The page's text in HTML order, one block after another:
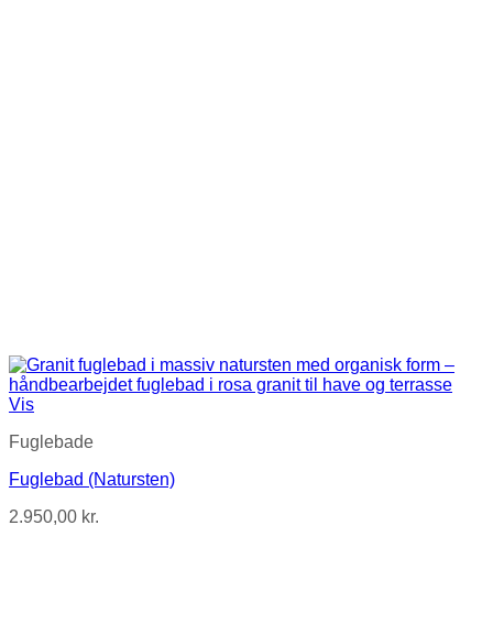
Vis
Fuglebade
Fuglebad (Natursten)
2.950,00 kr.